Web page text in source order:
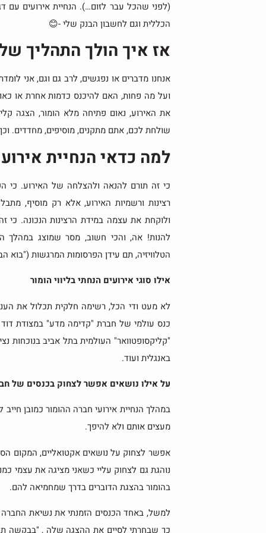
(לפני שהכל עבר לזום…). הנחיית אירועים עם
הכללית וגם לחשבון הבנק שלי -😊
אז איך הולך התהליך
אנחנו מדברים או נפגשים, לרב גם וגם, אני
ועל מה פחות, האם להיכנס כדמות אחרת או
את האירוע, נאום פתיחה מלא הומור, הצגה
שולחת לכם, אתם מתקנים, מוסיפים, מחדדים.
למה כדאי הנחיית
כי זה תורם להנאה ולהצלחה של האירוע. כי
רצינות ורשמיות האירוע, אלא רק מוסיף,
ולוקחת את עצמה במידת הרצינות הנכונה. כי
להנות! אה, והכי חשוב, מסר שמוצג במהלך
הטלוויזיה, תם עידן הפרסומות המרגשות ("בוא
אילו סוגי אירועים הנחתי בליווי הומור
לא מעט ודי הכל, רשימה חלקית תכלול את
כנס עולמי של חברת "קדימה מדע" במצודת דוד
באנגלית ועוד.
על אילו נושאים אפשר לצחוק בכנסים של
במהלך הנחיית אירועי חברה ההומור כמובן
מעצים אותם ולא להיפך.
אפשר לצחוק על נושאים אקטואליים, המקום
נוהגת גם לצחוק עליי כשאני מציגה את עצמי
בהומור בהצגת הדוברים בדרך שמחמיאה להם.
למשל, באחד הכנסים הזמנתי את נשיאת החברה
כך שבחרתי לסיים את ההצגה שלה , "בבקשה